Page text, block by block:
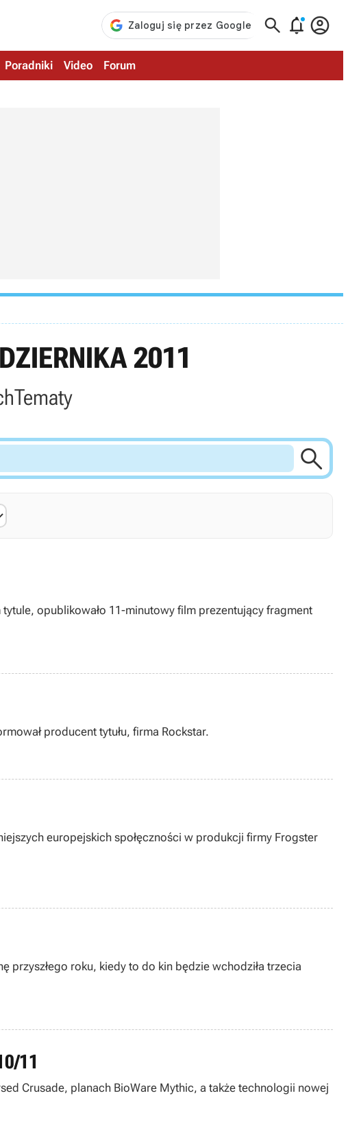
  
Poradniki Video Forum
2011
Tematy

opublikowało 11-minutowy film prezentujący fragment
producent tytułu, firma Rockstar.
europejskich społęczności w produkcji firmy Frogster
przyszłego roku, kiedy to do kin będzie wchodziła trzecia
11
Crusade, planach BioWare Mythic, a także technologii nowej